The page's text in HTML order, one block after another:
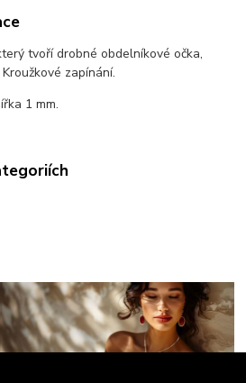
tvoří drobné obdelníkové očka,
zapínání.
1 mm.